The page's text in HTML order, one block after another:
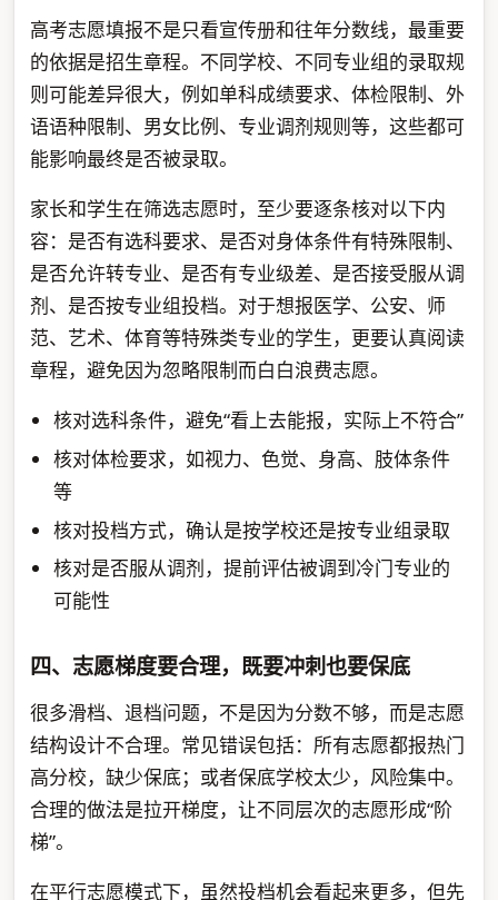
高考志愿填报不是只看宣传册和往年分数线，最重要
的依据是招生章程。不同学校、不同专业组的录取规
则可能差异很大，例如单科成绩要求、体检限制、外
语语种限制、男女比例、专业调剂规则等，这些都可
能影响最终是否被录取。
家长和学生在筛选志愿时，至少要逐条核对以下内
容：是否有选科要求、是否对身体条件有特殊限制、
是否允许转专业、是否有专业级差、是否接受服从调
剂、是否按专业组投档。对于想报医学、公安、师
范、艺术、体育等特殊类专业的学生，更要认真阅读
章程，避免因为忽略限制而白白浪费志愿。
核对选科条件，避免“看上去能报，实际上不符合”
核对体检要求，如视力、色觉、身高、肢体条件
等
核对投档方式，确认是按学校还是按专业组录取
核对是否服从调剂，提前评估被调到冷门专业的
可能性
四、志愿梯度要合理，既要冲刺也要保底
很多滑档、退档问题，不是因为分数不够，而是志愿
结构设计不合理。常见错误包括：所有志愿都报热门
高分校，缺少保底；或者保底学校太少，风险集中。
合理的做法是拉开梯度，让不同层次的志愿形成“阶
梯”。
在平行志愿模式下，虽然投档机会看起来更多，但先